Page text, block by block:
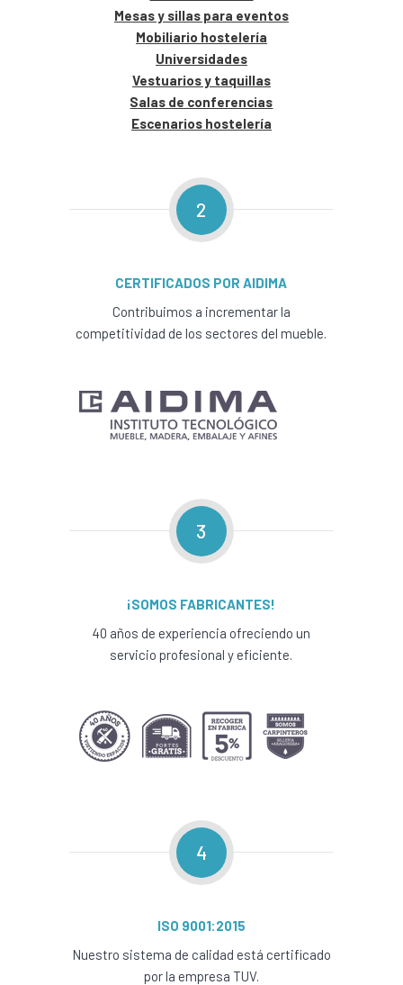
Mesas y sillas para eventos
Mobiliario hostelería
Universidades
Vestuarios y taquillas
Salas de conferencias
Escenarios hostelería
2
CERTIFICADOS POR AIDIMA
Contribuimos a incrementar la
competitividad de los sectores del mueble.
3
¡SOMOS FABRICANTES!
40 años de experiencia ofreciendo un
servicio profesional y eficiente.
4
ISO 9001:2015
Nuestro sistema de calidad está certificado
por la empresa TUV.